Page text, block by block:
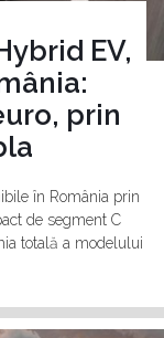
EV,
prin
în România prin
de segment C
totală a modelului